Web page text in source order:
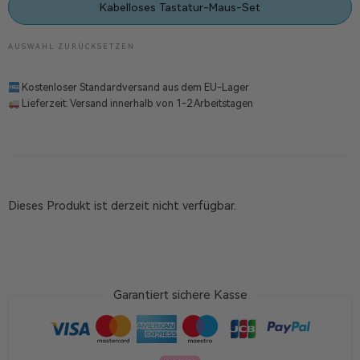
Kabelloses Tastatur-Maus-Set
AUSWAHL ZURÜCKSETZEN
Kostenloser Standardversand aus dem EU-Lager
Lieferzeit: Versand innerhalb von 1-2 Arbeitstagen
Dieses Produkt ist derzeit nicht verfügbar.
Garantiert sichere Kasse